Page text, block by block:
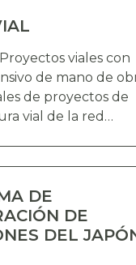
viales con
de mano de
de proyectos de
vial de la red
e
aeroportuaria y
Adquisición de
DE
DE
DEL